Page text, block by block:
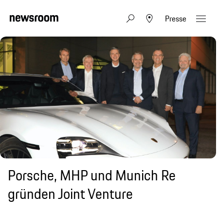
Presse
Porsche, MHP und Munich Re
gründen Joint Venture